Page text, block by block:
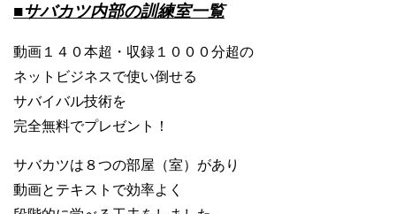
■サバカツ内部の訓練室一覧
動画１４０本超・収録１０００分超の
ネットビジネスで使い倒せる
サバイバル技術を
完全無料でプレゼント！
サバカツは８つの部屋（室）があり
動画とテキストで効率よく